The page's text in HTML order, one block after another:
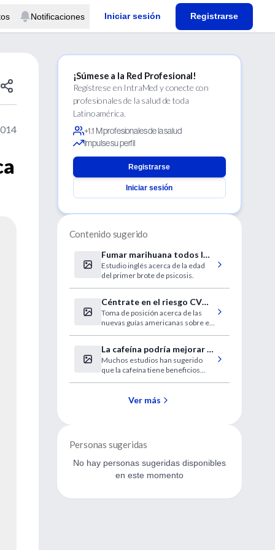
Notificaciones Iniciar sesión Registrarse
¡Súmese a la Red Profesional!
Regístrese en IntraMed y conecte con
profesionales de la salud de toda
Latinoamérica.
+1.1 M profesionales de la salud
Impulse su perfil
Registrarse
Iniciar sesión
Contenido sugerido
Fumar marihuana todos los
días adelanta la aparición
de la psicosis
Estudio inglés acerca de la edad
del primer brote de psicosis.
Céntrate en el riesgo CV
antes que en las cifras de
colesterol
Toma de posición acerca de las
nuevas guías americanas sobre el
La cafeína podría mejorar la
memoria largo plazo
Muchos estudios han sugerido
que la cafeína tiene beneficios
Revista Nature Neuroscience
Ver más
Personas sugeridas
No hay personas sugeridas disponibles
en este momento